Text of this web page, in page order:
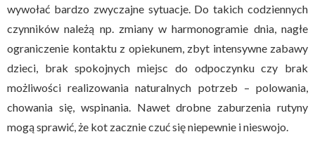
wywołać bardzo zwyczajne sytuacje. Do takich codziennych
czynników należą np. zmiany w harmonogramie dnia, nagłe
ograniczenie kontaktu z opiekunem, zbyt intensywne zabawy
dzieci, brak spokojnych miejsc do odpoczynku czy brak
możliwości realizowania naturalnych potrzeb – polowania,
chowania się, wspinania. Nawet drobne zaburzenia rutyny
mogą sprawić, że kot zacznie czuć się niepewnie i nieswojo.